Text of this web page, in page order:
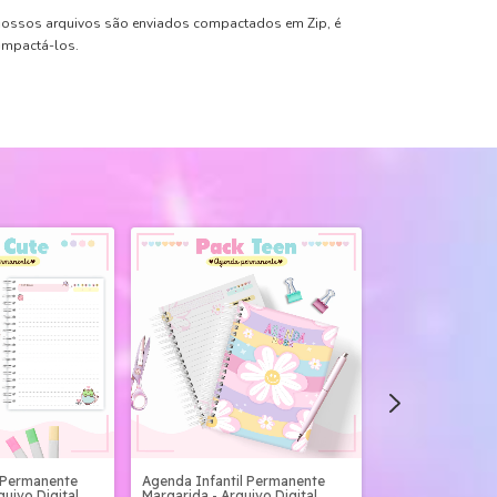
arquivos são enviados compactados em Zip, é
los.
Agenda Infantil Permanente